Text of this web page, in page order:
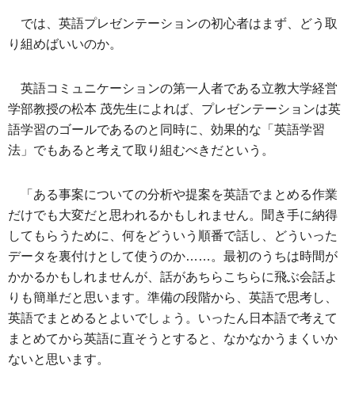
では、英語プレゼンテーションの初心者はまず、どう取
り組めばいいのか。
英語コミュニケーションの第一人者である立教大学経営
学部教授の松本 茂先生によれば、プレゼンテーションは英
語学習のゴールであるのと同時に、効果的な「英語学習
法」でもあると考えて取り組むべきだという。
「ある事案についての分析や提案を英語でまとめる作業
だけでも大変だと思われるかもしれません。聞き手に納得
してもらうために、何をどういう順番で話し、どういった
データを裏付けとして使うのか……。最初のうちは時間が
かかるかもしれませんが、話があちらこちらに飛ぶ会話よ
りも簡単だと思います。準備の段階から、英語で思考し、
英語でまとめるとよいでしょう。いったん日本語で考えて
まとめてから英語に直そうとすると、なかなかうまくいか
ないと思います。